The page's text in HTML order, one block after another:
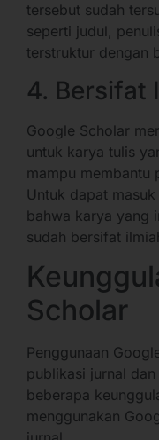
tersebut sudah
seperti judul,
terstruktur dengan
4. Bersifat
Google Scholar
untuk karya tulis
mampu membantu
Untuk dapat
bahwa karya yang
sudah bersifat
Scholar
Penggunaan
publikasi jurnal
beberapa
menggunakan